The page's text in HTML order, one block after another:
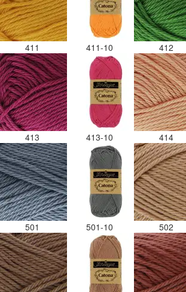
411 411-10 412
413 413-10 414
501 501-10 502